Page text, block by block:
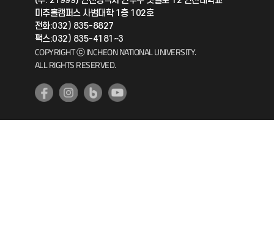
공자아카데미
기초교육원
미추홀캠퍼스 사범대학 1층 102호
전화:032) 835-8827
팩스:032) 835-4181~3
COPYRIGHT ⓒ INCHEON NATIONAL UNIVERSITY.
ALL RIGHTS RESERVED.